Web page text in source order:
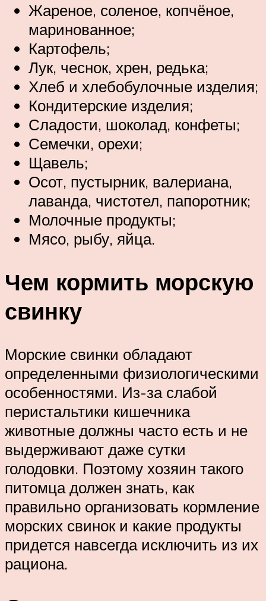
Жареное, соленое, копчёное,
маринованное;
Картофель;
Лук, чеснок, хрен, редька;
Хлеб и хлебобулочные изделия;
Кондитерские изделия;
Сладости, шоколад, конфеты;
Семечки, орехи;
Щавель;
Осот, пустырник, валериана,
лаванда, чистотел, папоротник;
Молочные продукты;
Мясо, рыбу, яйца.
Чем кормить морскую
свинку
Морские свинки обладают
определенными физиологическими
особенностями. Из-за слабой
перистальтики кишечника
животные должны часто есть и не
выдерживают даже сутки
голодовки. Поэтому хозяин такого
питомца должен знать, как
правильно организовать кормление
морских свинок и какие продукты
придется навсегда исключить из их
рациона.